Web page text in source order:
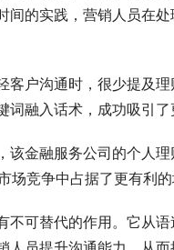
的实践，营销人员在
户沟通时，很少提及
融入话术，成功吸引了
金融服务公司的个人
竞争中占据了更有利的
可替代的作用。它从